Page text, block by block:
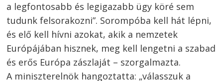
a legfontosabb és legigazabb ügy köré sem
tudunk felsorakozni”. Sorompóba kell hát lépni,
és elő kell hívni azokat, akik a nemzetek
Európájában hisznek, meg kell lengetni a szabad
és erős Európa zászlaját – szorgalmazta.
A miniszterelnök hangoztatta: „válasszuk a